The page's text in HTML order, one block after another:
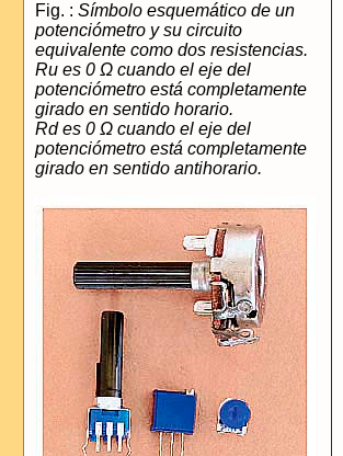
Fig. : Símbolo esquemático de un
potenciómetro y su circuito
equivalente como dos resistencias.
Ru es 0 Ω cuando el eje del
potenciómetro está completamente
girado en sentido horario.
Rd es 0 Ω cuando el eje del
potenciómetro está completamente
girado en sentido antihorario.